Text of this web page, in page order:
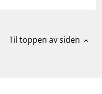
Til toppen av siden expand_less